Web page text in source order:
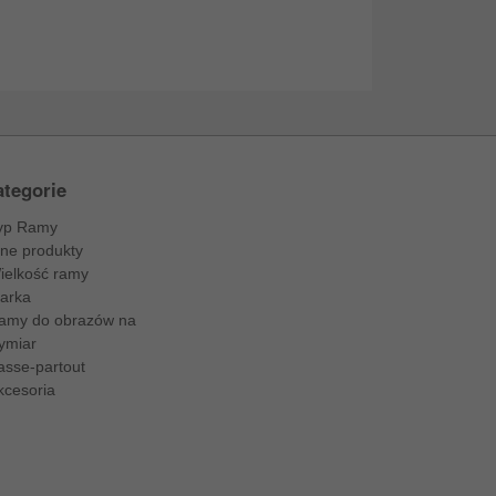
Ramy
produkty
ramy
do obrazów na
partout